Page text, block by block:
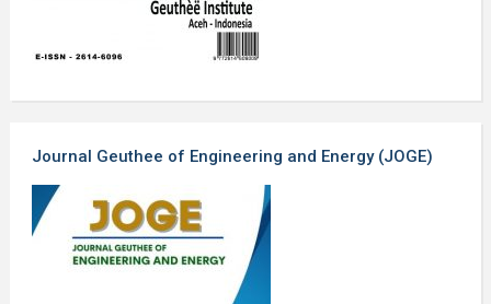
Journal Geuthee of Engineering and Energy (JOGE)